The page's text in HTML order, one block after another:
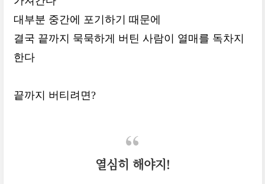
대부분 중간에 포기하기 때문에
결국 끝까지 묵묵하게 버틴 사람이 열매를 독차지
한다
끝까지 버티려면?
열심히 해야지!